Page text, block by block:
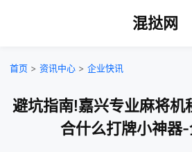
混挞网
首页 > 资讯中心 > 企业快讯
避坑指南!嘉兴专业麻将机
合什么打牌小神器